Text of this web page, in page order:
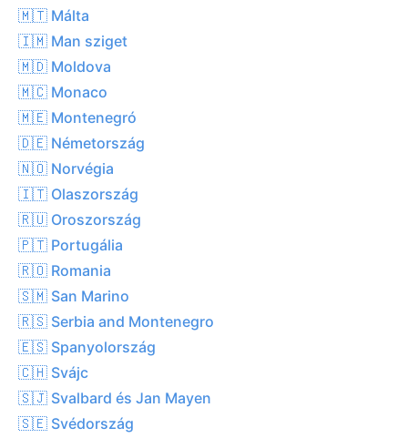
🇲🇹 Málta
🇮🇲 Man sziget
🇲🇩 Moldova
🇲🇨 Monaco
🇲🇪 Montenegró
🇩🇪 Németország
🇳🇴 Norvégia
🇮🇹 Olaszország
🇷🇺 Oroszország
🇵🇹 Portugália
🇷🇴 Romania
🇸🇲 San Marino
🇷🇸 Serbia and Montenegro
🇪🇸 Spanyolország
🇨🇭 Svájc
🇸🇯 Svalbard és Jan Mayen
🇸🇪 Svédország